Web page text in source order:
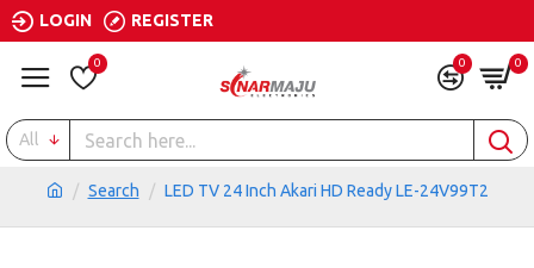
LOGIN REGISTER
0 0 0
All
Search LED TV 24 Inch Akari HD Ready LE-24V99T2